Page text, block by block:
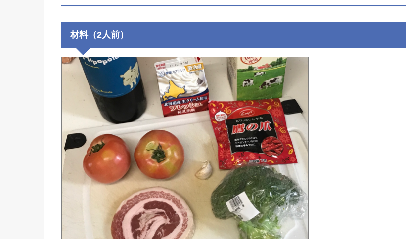
材料（2人前）